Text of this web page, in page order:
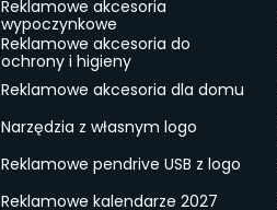
Reklamowe akcesoria
wypoczynkowe
Reklamowe akcesoria do
ochrony i higieny
Reklamowe akcesoria dla domu
Narzędzia z własnym logo
Reklamowe pendrive USB z logo
Reklamowe kalendarze 2027